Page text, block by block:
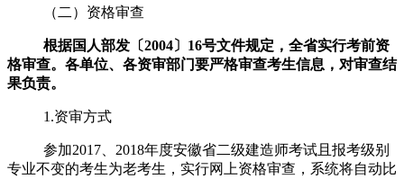
（二）资格审查
根据国人部发〔2004〕 16号文件规定，全省实行考前资
格审查。各单位、各资审部门要严格审查考生信息，对审查结
果负责。
1.资审方式
参加2017 2018年度安徽省二级建造师考试且报考级别
专业不变的考生为老考生，实行网上资格审查，系统将自动比